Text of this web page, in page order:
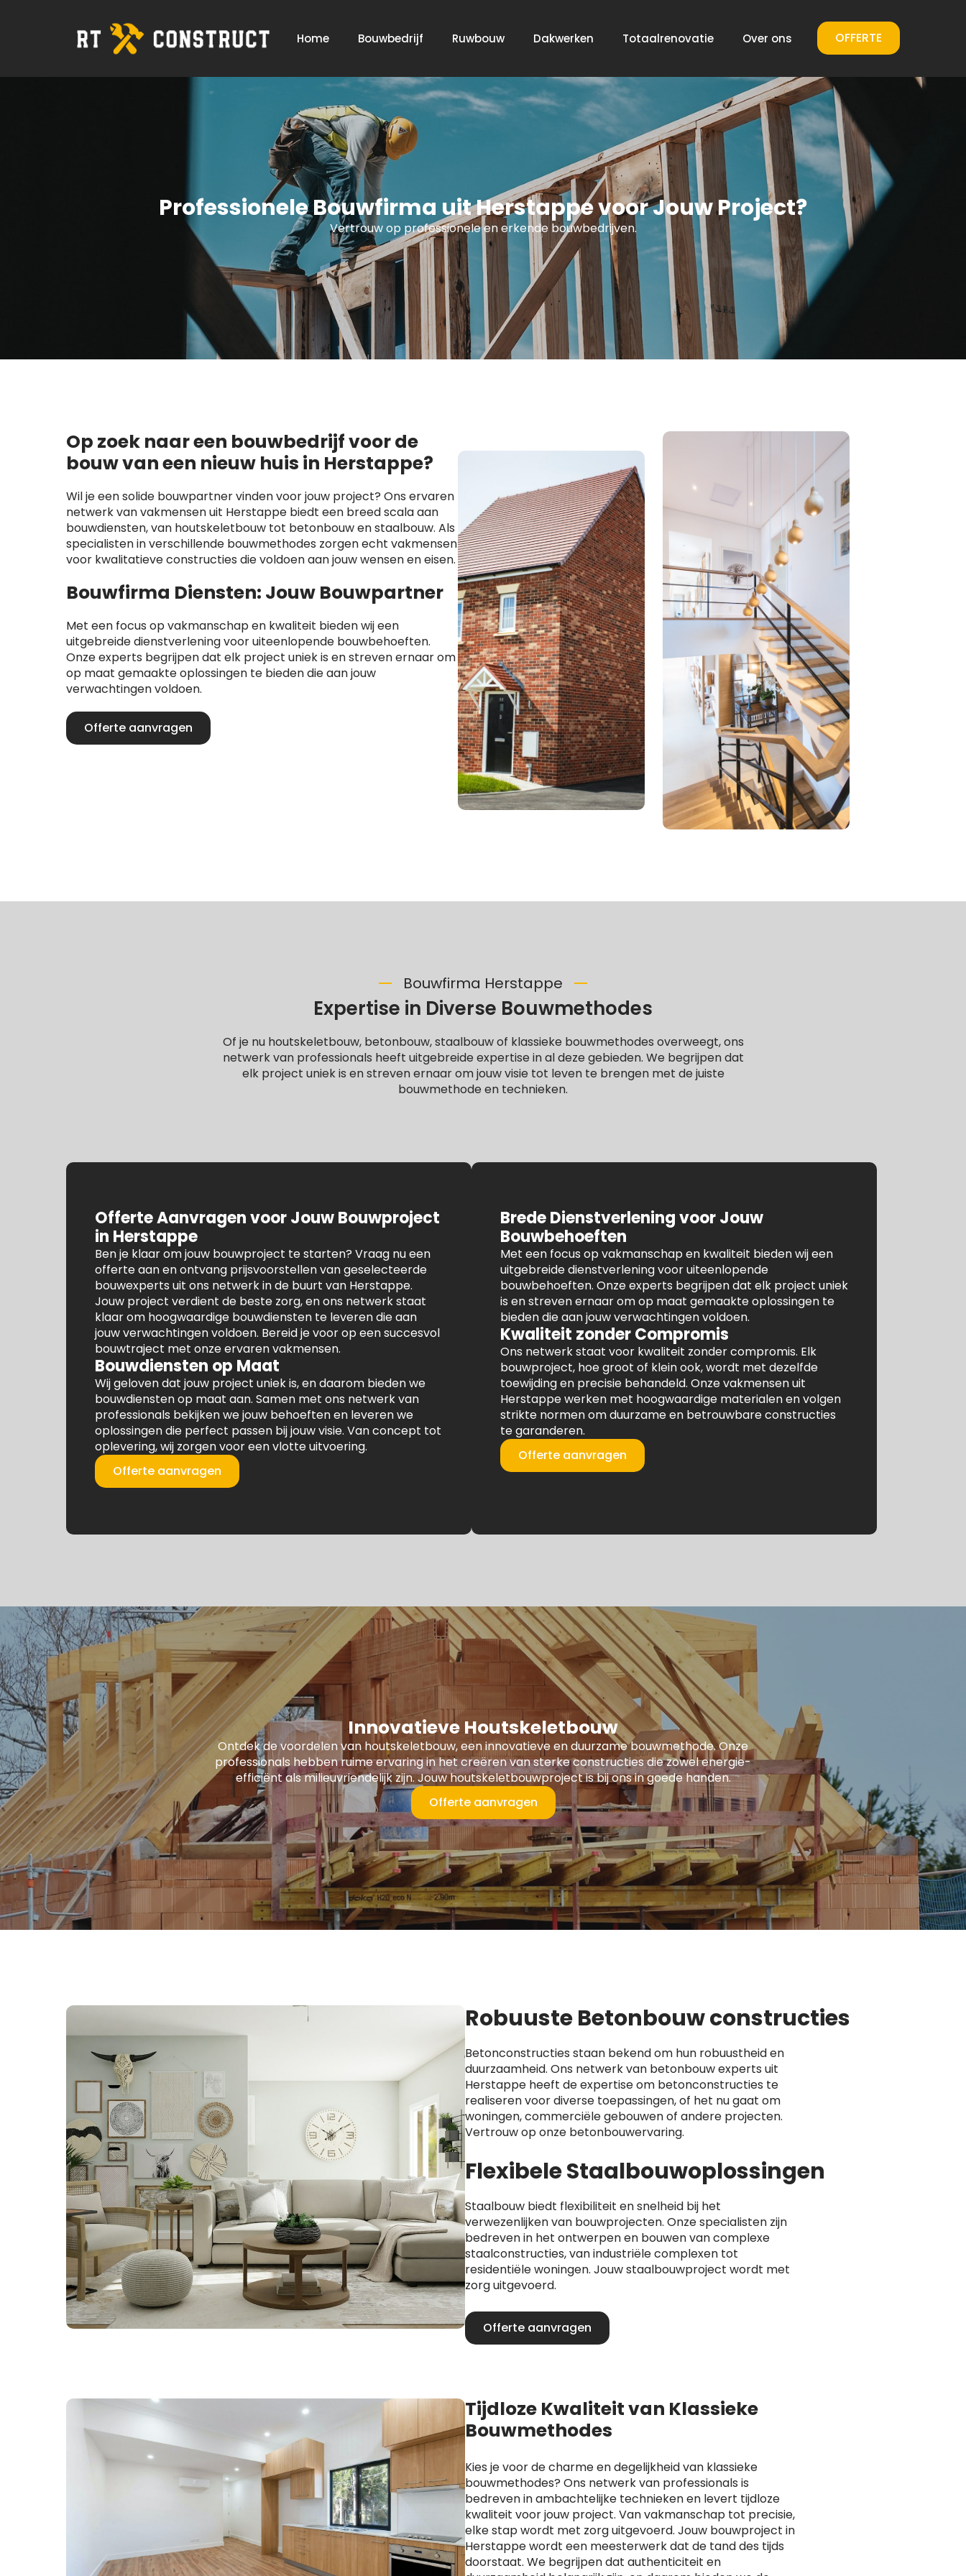
Home Bouwbedrijf Ruwbouw Dakwerken Totaalrenovatie Over ons OFFERTE
Professionele Bouwfirma uit Herstappe voor Jouw Project?
Vertrouw op professionele en erkende bouwbedrijven.
Op zoek naar een bouwbedrijf voor de
bouw van een nieuw huis in Herstappe?
Wil je een solide bouwpartner vinden voor jouw project? Ons ervaren
netwerk van vakmensen uit Herstappe biedt een breed scala aan
bouwdiensten, van houtskeletbouw tot betonbouw en staalbouw. Als
specialisten in verschillende bouwmethodes zorgen echt vakmensen
voor kwalitatieve constructies die voldoen aan jouw wensen en eisen.
Bouwfirma Diensten: Jouw Bouwpartner
Met een focus op vakmanschap en kwaliteit bieden wij een
uitgebreide dienstverlening voor uiteenlopende bouwbehoeften.
Onze experts begrijpen dat elk project uniek is en streven ernaar om
op maat gemaakte oplossingen te bieden die aan jouw
verwachtingen voldoen.
Offerte aanvragen
Bouwfirma Herstappe
Expertise in Diverse Bouwmethodes
Of je nu houtskeletbouw, betonbouw, staalbouw of klassieke bouwmethodes overweegt, ons
netwerk van professionals heeft uitgebreide expertise in al deze gebieden. We begrijpen dat
elk project uniek is en streven ernaar om jouw visie tot leven te brengen met de juiste
bouwmethode en technieken.
Offerte Aanvragen voor Jouw Bouwproject
in Herstappe
Ben je klaar om jouw bouwproject te starten? Vraag nu een
offerte aan en ontvang prijsvoorstellen van geselecteerde
bouwexperts uit ons netwerk in de buurt van Herstappe.
Jouw project verdient de beste zorg, en ons netwerk staat
klaar om hoogwaardige bouwdiensten te leveren die aan
jouw verwachtingen voldoen. Bereid je voor op een succesvol
bouwtraject met onze ervaren vakmensen.
Bouwdiensten op Maat
Wij geloven dat jouw project uniek is, en daarom bieden we
bouwdiensten op maat aan. Samen met ons netwerk van
professionals bekijken we jouw behoeften en leveren we
oplossingen die perfect passen bij jouw visie. Van concept tot
oplevering, wij zorgen voor een vlotte uitvoering.
Offerte aanvragen
Brede Dienstverlening voor Jouw
Bouwbehoeften
Met een focus op vakmanschap en kwaliteit bieden wij een
uitgebreide dienstverlening voor uiteenlopende
bouwbehoeften. Onze experts begrijpen dat elk project uniek
is en streven ernaar om op maat gemaakte oplossingen te
bieden die aan jouw verwachtingen voldoen.
Kwaliteit zonder Compromis
Ons netwerk staat voor kwaliteit zonder compromis. Elk
bouwproject, hoe groot of klein ook, wordt met dezelfde
toewijding en precisie behandeld. Onze vakmensen uit
Herstappe werken met hoogwaardige materialen en volgen
strikte normen om duurzame en betrouwbare constructies
te garanderen.
Offerte aanvragen
Innovatieve Houtskeletbouw
Ontdek de voordelen van houtskeletbouw, een innovatieve en duurzame bouwmethode. Onze
professionals hebben ruime ervaring in het creëren van sterke constructies die zowel energie-
efficiënt als milieuvriendelijk zijn. Jouw houtskeletbouwproject is bij ons in goede handen.
Offerte aanvragen
Robuuste Betonbouw constructies
Betonconstructies staan bekend om hun robuustheid en
duurzaamheid. Ons netwerk van betonbouw experts uit
Herstappe heeft de expertise om betonconstructies te
realiseren voor diverse toepassingen, of het nu gaat om
woningen, commerciële gebouwen of andere projecten.
Vertrouw op onze betonbouwervaring.
Flexibele Staalbouwoplossingen
Staalbouw biedt flexibiliteit en snelheid bij het
verwezenlijken van bouwprojecten. Onze specialisten zijn
bedreven in het ontwerpen en bouwen van complexe
staalconstructies, van industriële complexen tot
residentiële woningen. Jouw staalbouwproject wordt met
zorg uitgevoerd.
Offerte aanvragen
Tijdloze Kwaliteit van Klassieke
Bouwmethodes
Kies je voor de charme en degelijkheid van klassieke
bouwmethodes? Ons netwerk van professionals is
bedreven in ambachtelijke technieken en levert tijdloze
kwaliteit voor jouw project. Van vakmanschap tot precisie,
elke stap wordt met zorg uitgevoerd. Jouw bouwproject in
Herstappe wordt een meesterwerk dat de tand des tijds
doorstaat. We begrijpen dat authenticiteit en